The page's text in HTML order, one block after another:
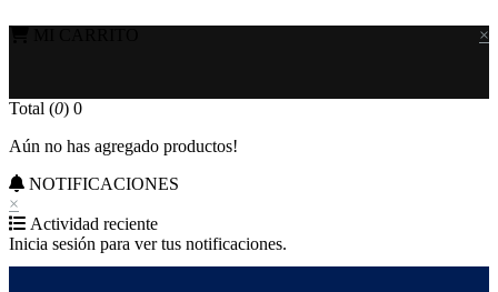
×
Total (0) 0
Aún no has agregado productos!
NOTIFICACIONES
×
Actividad reciente
Inicia sesión para ver tus notificaciones.